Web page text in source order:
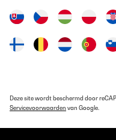
Deze site wordt beschermd door
Servicevoorwaarden van Google.